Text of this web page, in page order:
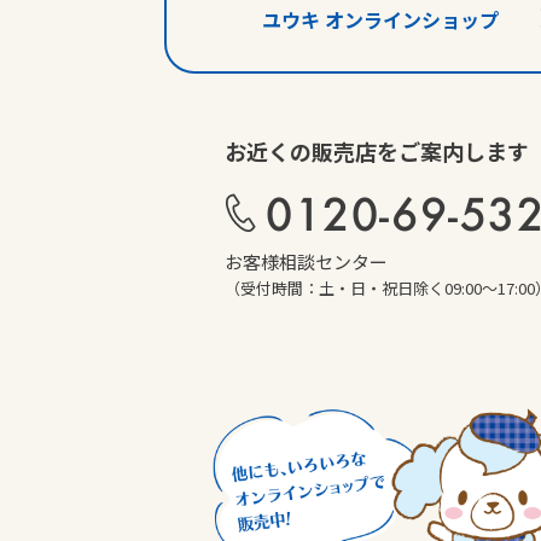
ユウキ オンラインショップ
お近くの販売店をご案内します
0120-69-
お客様相談センター
（受付時間：土・日・祝日除く09:00～17:00